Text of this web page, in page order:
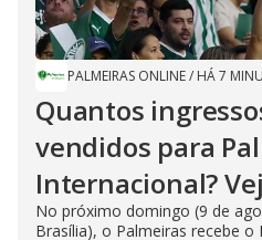
PALMEIRAS ONLINE/ HÁ 7
Quantos
vendidos para
Internacional?
No próximo domingo (9 de
Brasília), o Palmeiras recebe